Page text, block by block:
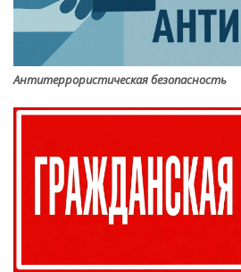
Антитеррористическая безопасность